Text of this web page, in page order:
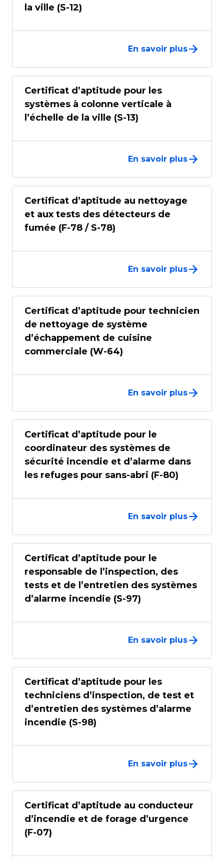
la ville (S-12)
En savoir plus
Certificat d’aptitude pour les
systèmes à colonne verticale à
l’échelle de la ville (S-13)
En savoir plus
Certificat d’aptitude au nettoyage
et aux tests des détecteurs de
fumée (F-78 / S-78)
En savoir plus
Certificat d’aptitude pour technicien
de nettoyage de système
d’échappement de cuisine
commerciale (W-64)
En savoir plus
Certificat d’aptitude pour le
coordinateur des systèmes de
sécurité incendie et d’alarme dans
les refuges pour sans-abri (F-80)
En savoir plus
Certificat d’aptitude pour le
responsable de l’inspection, des
tests et de l’entretien des systèmes
d’alarme incendie (S-97)
En savoir plus
Certificat d’aptitude pour les
techniciens d’inspection, de test et
d’entretien des systèmes d’alarme
incendie (S-98)
En savoir plus
Certificat d’aptitude au conducteur
d’incendie et de forage d’urgence
(F-07)